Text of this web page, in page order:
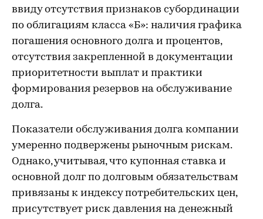
ввиду отсутствия признаков субординации
по облигациям класса «Б»: наличия графика
погашения основного долга и процентов,
отсутствия закрепленной в документации
приоритетности выплат и практики
формирования резервов на обслуживание
долга.
Показатели обслуживания долга компании
умеренно подвержены рыночным рискам.
Однако, учитывая, что купонная ставка и
основной долг по долговым обязательствам
привязаны к индексу потребительских цен,
присутствует риск давления на денежный